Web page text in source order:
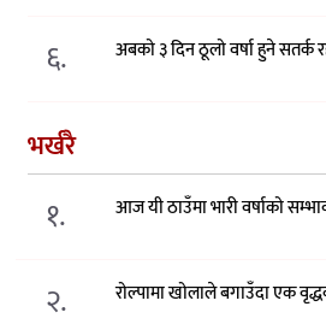
६. अबको ३ दिन ठूलो वर्षा हुने सतर्क
भर्खरै
१. आज यी ठाउँमा भारी वर्षाको
२. रोल्पामा खोलाले बगाउँदा एक